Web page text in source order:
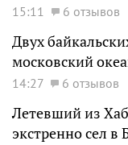
15:11 6 отзывов
Двух
московский
14:27 6 отзывов
Летевший из
экстренно сел в